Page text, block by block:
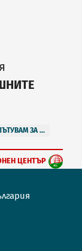
ЗА ...
ЦЕНТЪР